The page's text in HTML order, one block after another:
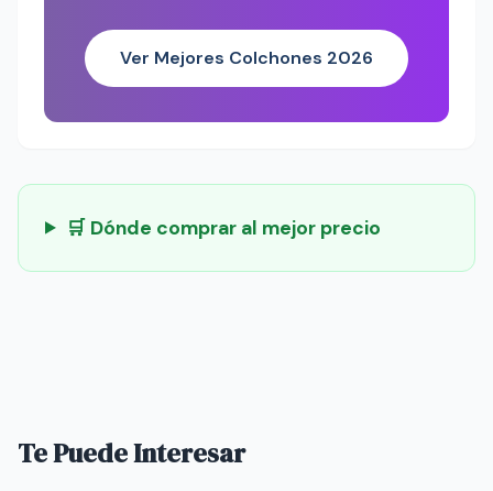
Ver Mejores Colchones 2026
🛒 Dónde comprar al mejor precio
Te Puede Interesar